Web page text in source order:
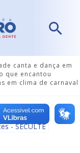
canta e dança em
que encantou
em clima de carnaval
- SECULTE